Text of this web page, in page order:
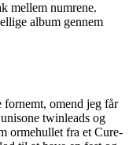
mellem numrene.
album gennem
fornemt, omend jeg får
twinleads og
ormehullet fra et Cure-